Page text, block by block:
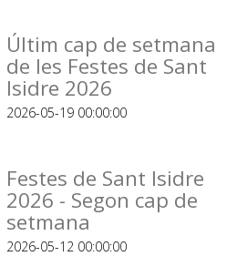
Últim cap de setmana
de les Festes de Sant
Isidre 2026
2026-05-19 00:00:00
Festes de Sant Isidre
2026 - Segon cap de
setmana
2026-05-12 00:00:00